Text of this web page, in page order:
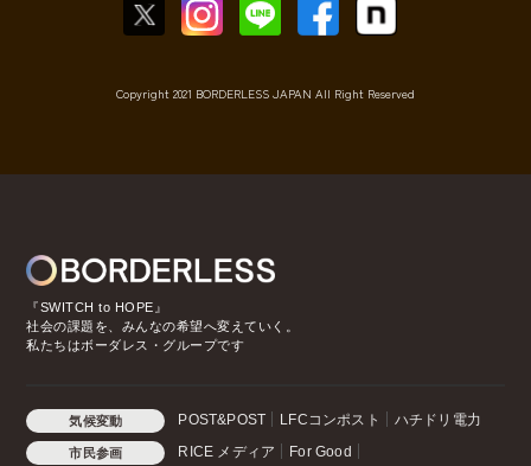
Copyright 2021 BORDERLESS JAPAN All Right Reserved
『SWITCH to HOPE』
社会の課題を、みんなの希望へ変えていく。
私たちはボーダレス・グループです
気候変動 POST&POST LFCコンポスト ハチドリ電力
市民参画 RICE メディア
For Good